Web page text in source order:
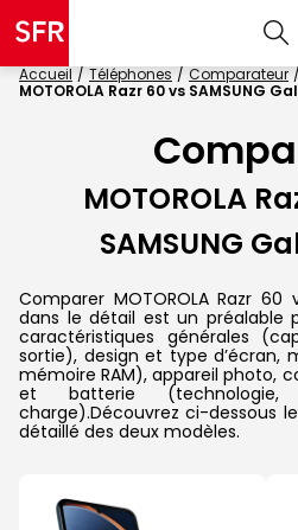
Accueil Téléphones
Comparateur
MOTOROLA Razr 60 vs SAMSUNG
MOTOROLA
SAMSUNG
Comparer MOTOROLA Razr 60
dans le détail est un préalable
caractéristiques générales
sortie), design et type d’écran,
mémoire RAM), appareil photo,
et batterie
charge).Découvrez ci-dessous
détaillé des deux modèles.